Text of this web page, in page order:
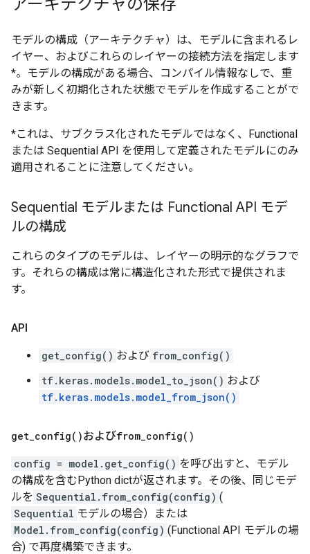
アーキテクチャの保存
モデルの構成（アーキテクチャ）は、モデルに含まれるレ
イヤー、およびこれらのレイヤーの接続方法を指定します
*。モデルの構成がある場合、コンパイル情報なしで、重
みが新しく初期化された状態でモデルを作成することがで
きます。
*これは、サブクラス化されたモデルではなく、Functional
または Sequential API を使用して定義されたモデルにのみ
適用されることに注意してください。
Sequential モデルまたは Functional API モデ
ルの構成
これらのタイプのモデルは、レイヤーの明示的なグラフで
す。それらの構成は常に構造化された形式で提供されま
す。
API
get_config() および from_config()
tf.keras.models.model_to_json() および
tf.keras.models.model_from_json()
get_config( )およびfrom_config( )
config = model.get_config() を呼び出すと、モデル
の構成を含むPython dictが返されます。その後、同じモデ
ルを Sequential.from_config(config) (
Sequential モデルの場合）または
Model.from_config(config) (Functional API モデルの場
合) で再度構築できます。